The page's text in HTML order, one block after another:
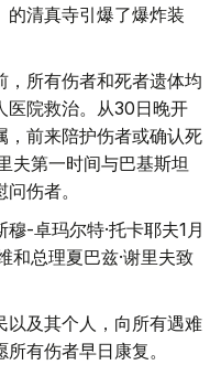
的清真寺引爆了爆炸装
，所有伤者和死者遗体均
医院救治。从30日晚开
，前来陪护伤者或确认死
夫第一时间与巴基斯坦
伤者。
穆-卓玛尔特·托卡耶夫1月
和总理夏巴兹·谢里夫致
以及其个人，向所有遇难
有伤者早日康复。